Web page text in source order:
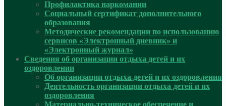
Профилактика наркомании
Социальный сертификат дополнительного
образования
Методические рекомендации по использованию
сервисов «Электронный дневник» и
«Электронный журнал»
Сведения об организации отдыха детей и их
оздоровлении
Об организации отдыха детей и их оздоровления
Деятельность организации отдыха детей и их
оздоровления
Материально-техническое обеспечение и